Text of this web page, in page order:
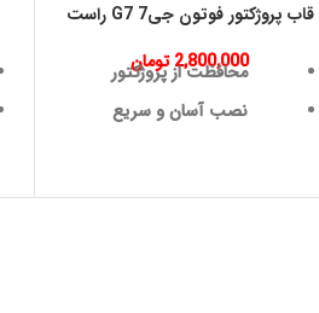
قاب پروژکتور فوتون جی7 G7 راست
2,800,000تومان
محافظت از پروژکتور
نصب آسان و سریع